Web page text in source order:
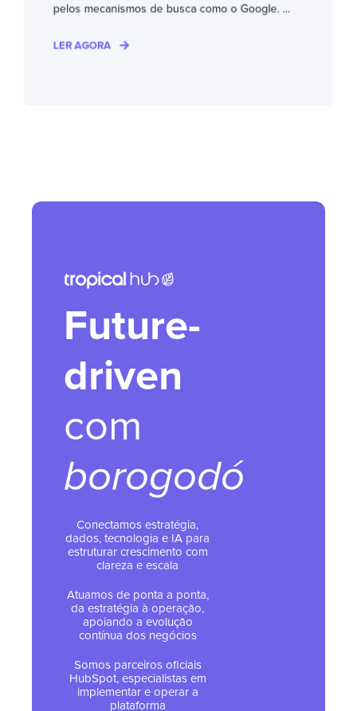
pelos mecanismos de busca como o Google. ...
LER AGORA
Future-
driven
com
borogodó
Conectamos estratégia,
dados, tecnologia e IA para
estruturar crescimento com
clareza e escala
Atuamos de ponta a ponta,
da estratégia à operação,
apoiando a evolução
contínua dos negócios
Somos parceiros oficiais
HubSpot, especialistas em
implementar e operar a
plataforma